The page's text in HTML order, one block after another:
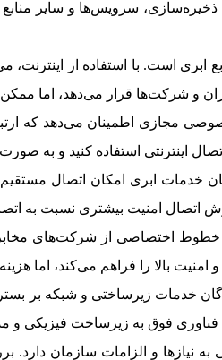
سرویس‌ها و سایر منابع
ابری است. با استفاده از
و شرکت‌ها قرار می‌دهد، اما
مجازی اطمینان می‌دهد که
اینترنتی استفاده کنید و به صورت
خدمات ابری امکان اتصال
امنیت بیشتری نسبت به
خطوط اختصاصی از شرکت‌های
بالا را فراهم می‌کند، اما هزینه‌
خدمات زیرساختی و شبکه بر بستر
فوق به زیرساخت فیزیکی و
و الزامات سازمان دارد.